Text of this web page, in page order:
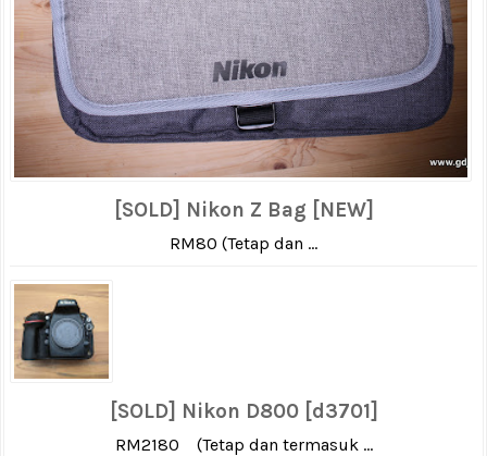
[SOLD] Nikon Z Bag [NEW]
RM80 (Tetap dan ...
[SOLD] Nikon D800 [d3701]
RM2180 (Tetap dan termasuk ...